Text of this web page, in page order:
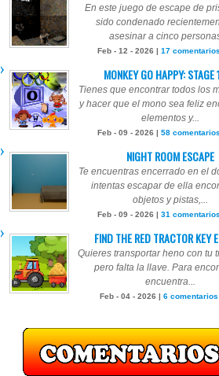
En este juego de escape de
sido condenado
asesinar a cinco
Feb - 12 - 2026 | 17 comentarios
MONKEY GO HAPPY:
Tienes que encontrar todos los
y hacer que el mono sea feliz
elementos y...
Feb - 09 - 2026 | 58 comentarios
NIGHT ROOM ESCAPE
Te encuentras encerrado en el
intentas escapar de ella
objetos y pistas,...
Feb - 09 - 2026 | 31 comentarios
FIND THE RED TRACTOR KEY
Quieres transportar heno con tu
pero falta la llave. Para
encuentra...
Feb - 04 - 2026 | 6 comentarios